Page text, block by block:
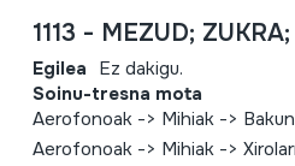
1113 - MEZUD;
Egilea Ez dakigu.
Soinu-tresna mota
Aerofonoak -> Mihiak ->
Aerofonoak -> Mihiak ->